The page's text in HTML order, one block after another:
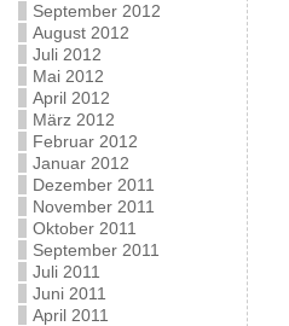
September 2012
August 2012
Juli 2012
Mai 2012
April 2012
März 2012
Februar 2012
Januar 2012
Dezember 2011
November 2011
Oktober 2011
September 2011
Juli 2011
Juni 2011
April 2011